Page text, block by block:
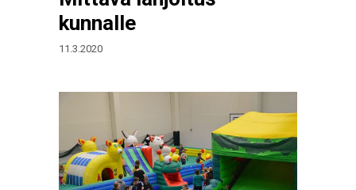
kunnalle
11.3.2020